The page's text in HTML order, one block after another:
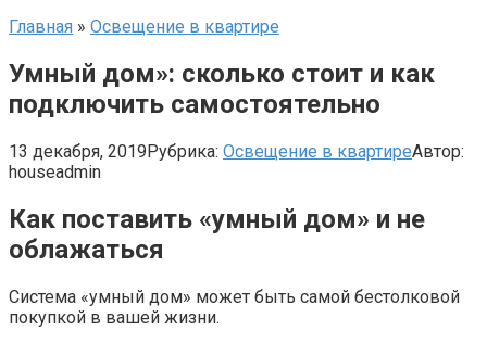
Главная » Освещение в квартире
Умный дом»: сколько стоит и как
подключить самостоятельно
13 декабря, 2019Рубрика: Освещение в квартиреАвтор:
houseadmin
Как поставить «умный дом» и не
облажаться
Система «умный дом» может быть самой бестолковой
покупкой в вашей жизни.